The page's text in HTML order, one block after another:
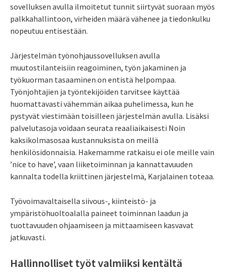
sovelluksen avulla ilmoitetut tunnit siirtyvät suoraan myös
palkkahallintoon, virheiden määrä vähenee ja tiedonkulku
nopeutuu entisestään.
Järjestelmän työnohjaussovelluksen avulla
muutostilanteisiin reagoiminen, työn jakaminen ja
työkuorman tasaaminen on entistä helpompaa.
Työnjohtajien ja työntekijöiden tarvitsee käyttää
huomattavasti vähemmän aikaa puhelimessa, kun he
pystyvät viestimään toisilleen järjestelmän avulla. Lisäksi
palvelutasoja voidaan seurata reaaliaikaisesti Noin
kaksikolmasosaa kustannuksista on meillä
henkilösidonnaisia. Hakemamme ratkaisu ei ole meille vain
’nice to have’, vaan liiketoiminnan ja kannattavuuden
kannalta todella kriittinen järjestelmä, Karjalainen toteaa.
Työvoimavaltaisella siivous-, kiinteistö- ja
ympäristöhuoltoalalla paineet toiminnan laadun ja
tuottavuuden ohjaamiseen ja mittaamiseen kasvavat
jatkuvasti.
Hallinnolliset työt valmiiksi kentältä